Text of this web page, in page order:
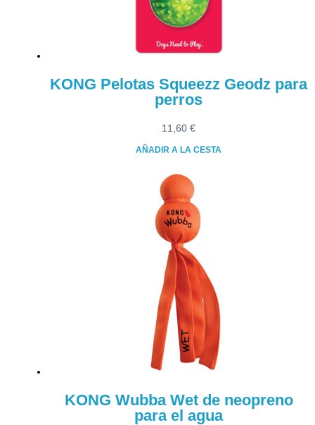
en
la
página
de
KONG Pelotas Squeezz Geodz para
perros
11,60 €
AÑADIR A LA CESTA
KONG Wubba Wet de neopreno
para el agua